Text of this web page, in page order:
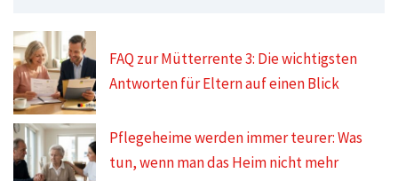
FAQ zur Mütterrente 3: Die wichtigsten
Antworten für Eltern auf einen Blick
Pflegeheime werden immer teurer: Was
tun, wenn man das Heim nicht mehr